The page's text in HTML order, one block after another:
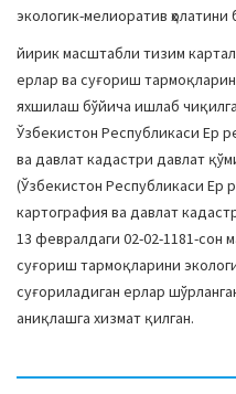
экологик-мелиоратив
йирик масштабли тизим
ерлар ва суғориш
яхшилаш бўйича ишлаб
Ўзбекистон Республикаси Ер
ва давлат кадастри давлат
(Ўзбекистон Республикаси Ер
картография ва давлат
13 февралдаги 02-02-1181-сон
суғориш тармоқларини
суғориладиган ерлар
аниқлашга хизмат қилган.